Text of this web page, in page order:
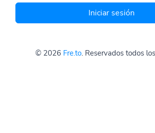
Iniciar sesión
© 2026 Fre.to. Reservados todos